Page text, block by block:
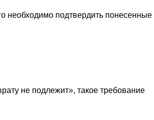
необходимо подтвердить понесенные
не подлежит», такое требование